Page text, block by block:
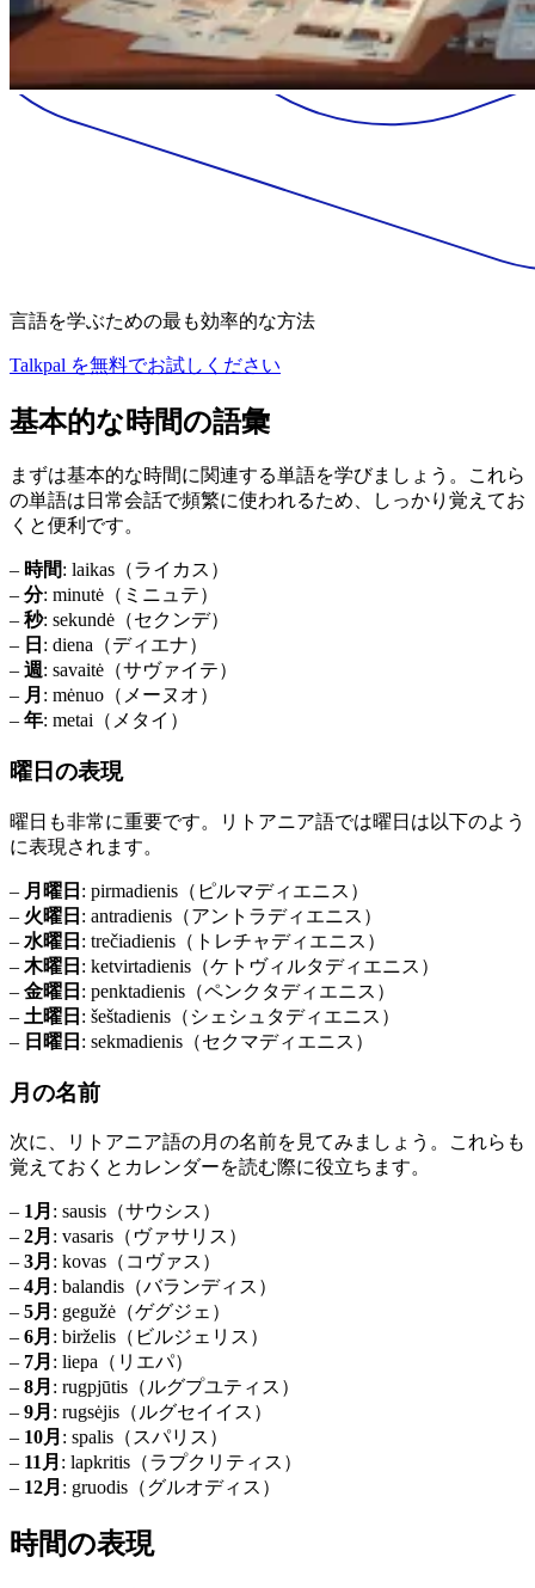
言語を学ぶための最も効率的な方法
Talkpal を無料でお試しください
基本的な時間の語彙
まずは基本的な時間に関連する単語を学びましょう。これら
の単語は日常会話で頻繁に使われるため、しっかり覚えてお
くと便利です。
– 時間: laikas（ライカス）
– 分: minutė（ミニュテ）
– 秒: sekundė（セクンデ）
– 日 : diena（ディエナ）
– 週: savaitė（サヴァイテ）
– 月 : mėnuo（メーヌオ）
– 年: metai（メタイ）
曜日の表現
曜日も非常に重要です。リトアニア語では曜日は以下のよう
に表現されます。
– 月曜日 : pirmadienis（ピルマディエニス）
– 火曜日 : antradienis（アントラディエニス）
– 水曜日 : trečiadienis（トレチャディエニス）
– 木曜日 : ketvirtadienis（ケトヴィルタディエニス）
– 金曜日 : penktadienis（ペンクタディエニス）
– 土曜日 : šeštadienis（シェシュタディエニス）
– 日曜日 : sekmadienis（セクマディエニス）
月の名前
次に、リトアニア語の月の名前を見てみましょう。これらも
覚えておくとカレンダーを読む際に役立ちます。
– 1月 : sausis（サウシス）
– 2月 : vasaris（ヴァサリス）
– 3月 : kovas（コヴァス）
– 4月 : balandis（バランディス）
– 5月 : gegužė（ゲグジェ）
– 6月 : birželis（ビルジェリス）
– 7月 : liepa（リエパ）
– 8月 : rugpjūtis（ルグプユティス）
– 9月 : rugsėjis（ルグセイイス）
– 10月 : spalis（スパリス）
– 11月 : lapkritis（ラプクリティス）
– 12月 : gruodis（グルオディス）
時間の表現